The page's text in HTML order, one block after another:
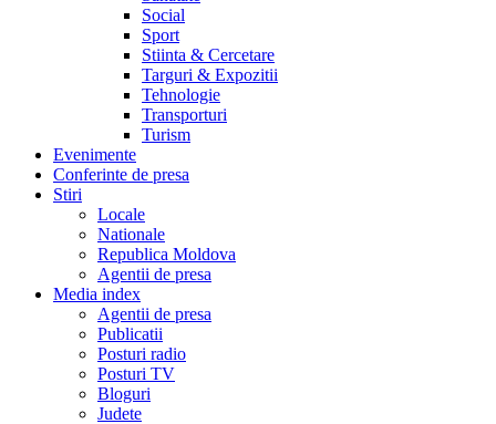
Social
Sport
Stiinta & Cercetare
Targuri & Expozitii
Tehnologie
Transporturi
Turism
Evenimente
Conferinte de presa
Stiri
Locale
Nationale
Republica Moldova
Agentii de presa
Media index
Agentii de presa
Publicatii
Posturi radio
Posturi TV
Bloguri
Judete